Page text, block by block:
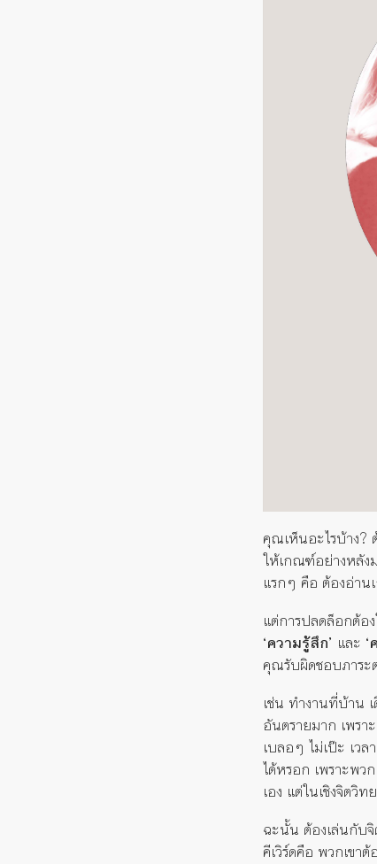
คุณเห็นอะไรบ้าง
ให้เกณฑ์อย่างหลัง
แรกๆ คือ ต้องอ่า
แต่การปลดล็อกต้อ
‘ความรู้สึก’ และ
คุณรับผิดชอบภาระ
เช่น ทำงานที่บ้าน
อันตรายมาก เพรา
เบลอๆ ไม่เป๊ะ เว
ได้หรอก เพราะพว
เอง แต่ในเชิงจิตวิ
ฉะนั้น ต้องเล่นกับ
คีเวิร์ดคือ พวกเขา